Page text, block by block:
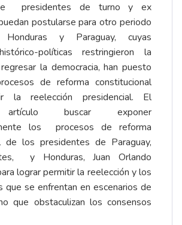
presidentes de turno y ex
postularse para otro periodo
Honduras y Paraguay, cuyas
políticas restringieron la
la democracia, han puesto
de reforma constitucional
la reelección presidencial. El
artículo buscar exponer
los procesos de reforma
de los presidentes de Paraguay,
y Honduras, Juan Orlando
lograr permitir la reelección y los
que se enfrentan en escenarios de
que obstaculizan los consensos